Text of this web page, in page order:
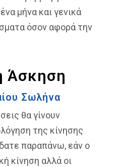
μήνα και γενικά
όσον αφορά την
Άσκηση
Σωλήνα
θα γίνουν
της κίνησης
παραπάνω, εάν ο
κίνηση αλλά οι